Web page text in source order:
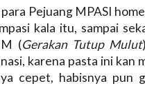
Pejuang MPASI
kala itu, sampai
(Gerakan Tutup Mulut
karena pasta ini
cepet, habisnya pun